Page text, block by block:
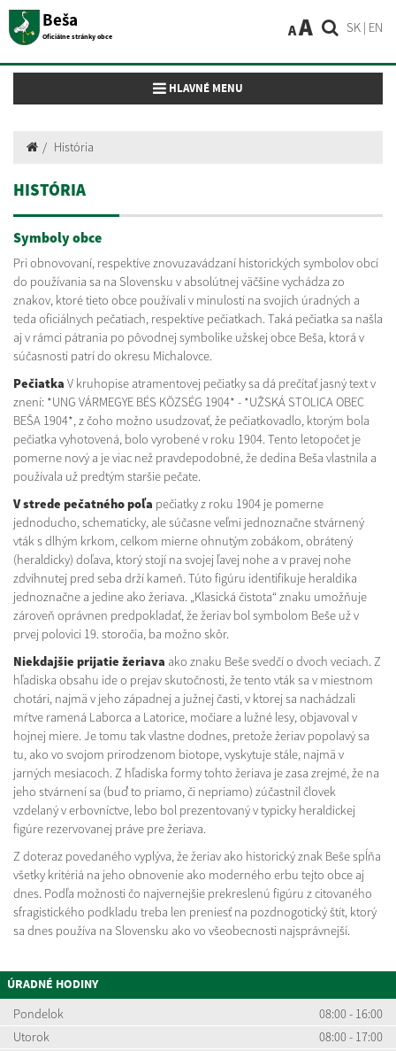
Beša
Oficiálne stránky obce
SK | EN
AA
Toggle navigation
HLAVNÉ MENU
História
HISTÓRIA
Symboly obce
Pri obnovovaní, respektíve znovuzavádzaní historických symbolov obcí
do používania sa na Slovensku v absolútnej väčšine vychádza zo
znakov, ktoré tieto obce používali v minulosti na svojich úradných a
teda oficiálnych pečatiach, respektíve pečiatkach. Taká pečiatka sa našla
aj v rámci pátrania po pôvodnej symbolike užskej obce Beša, ktorá v
súčasnosti patrí do okresu Michalovce.
Pečiatka V kruhopise atramentovej pečiatky sa dá prečítať jasný text v
znení: *UNG VÁRMEGYE BÉS KÖZSÉG 1904* - *UŽSKÁ STOLICA OBEC
BEŠA 1904*, z čoho možno usudzovať, že pečiatkovadlo, ktorým bola
pečiatka vyhotovená, bolo vyrobené v roku 1904. Tento letopočet je
pomerne nový a je viac než pravdepodobné, že dedina Beša vlastnila a
používala už predtým staršie pečate.
V strede pečatného poľa pečiatky z roku 1904 je pomerne
jednoducho, schematicky, ale súčasne veľmi jednoznačne stvárnený
vták s dlhým krkom, celkom mierne ohnutým zobákom, obrátený
(heraldicky) doľava, ktorý stojí na svojej ľavej nohe a v pravej nohe
zdvihnutej pred seba drží kameň. Túto figúru identifikuje heraldika
jednoznačne a jedine ako žeriava. „Klasická čistota“ znaku umožňuje
zároveň oprávnen predpokladať, že žeriav bol symbolom Beše už v
prvej polovici 19. storočia, ba možno skôr.
Niekdajšie prijatie žeriava ako znaku Beše svedčí o dvoch veciach. Z
hľadiska obsahu ide o prejav skutočnosti, že tento vták sa v miestnom
chotári, najmä v jeho západnej a južnej časti, v ktorej sa nachádzali
mŕtve ramená Laborca a Latorice, močiare a lužné lesy, objavoval v
hojnej miere. Je tomu tak vlastne dodnes, pretože žeriav popolavý sa
tu, ako vo svojom prirodzenom biotope, vyskytuje stále, najmä v
jarných mesiacoch. Z hľadiska formy tohto žeriava je zasa zrejmé, že na
jeho stvárnení sa (buď to priamo, či nepriamo) zúčastnil človek
vzdelaný v erbovníctve, lebo bol prezentovaný v typicky heraldickej
figúre rezervovanej práve pre žeriava.
Z doteraz povedaného vyplýva, že žeriav ako historický znak Beše spĺňa
všetky kritériá na jeho obnovenie ako moderného erbu tejto obce aj
dnes. Podľa možnosti čo najvernejšie prekreslenú figúru z citovaného
sfragistického podkladu treba len preniesť na pozdnogotický štít, ktorý
sa dnes používa na Slovensku ako vo všeobecnosti najsprávnejší.
ÚRADNÉ HODINY
Pondelok
08:00 - 16:00
Utorok
08:00 - 17:00